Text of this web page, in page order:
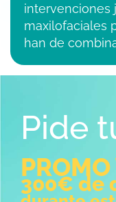
intervenciones
maxilofaciales
han de
Pide
300€ de